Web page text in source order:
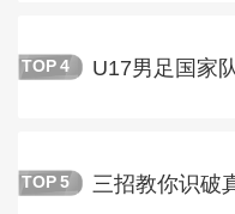
TOP 4 U17男足国家
TOP 5 三招教你识破